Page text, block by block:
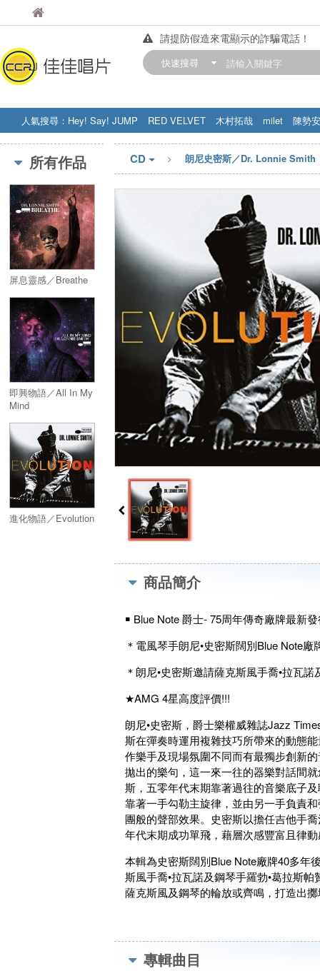
佳佳唱片
請提防假造來電顯示的詐騙電話！
【中華門市營業時間調整公告】
快速搜尋
人氣搜尋： Hey! Say! JUMP RED VELVET 木村拓哉 milet
陳勢安
STRAY KIDS
盧廣仲 周杰伦
所有作品
屏息靈感／Breathe
即興物語／All In My
Mind
進化物語／Evolution
CD 朗尼史密斯／Dr. Lonnie Smith
商品簡介
￭ Blue Note 爵士- 75周年傳奇廠牌最新
＊電風琴手朗尼•史密斯闊別Blue Note
＊朗尼•史密斯邀請薩克斯風手喬•拉瓦
★AMG 4星高度評價!!!
朗尼•史密斯，爵士樂權威雜誌Jazz
斯在彈奏時運用複雜技巧所帶來的動態
作樂手及現場氛圍不同而有最獨步創新
拋出的樂句，這一來一往的器樂對話間
斯，五零年代末期靠著過往的音樂底子
靠著一手勾勒主旋律，並由另一手負責
團般的聲部效果。史密斯以擔任吉他手
年代末期成功單飛，藉層次感豐富且律
本輯為史密斯闊別Blue Note廠牌40多年
斯風手喬•拉瓦諾及鋼琴手羅勃•葛拉斯
薩克斯風及鋼琴的輪放或齊鳴，打造出
專輯曲目